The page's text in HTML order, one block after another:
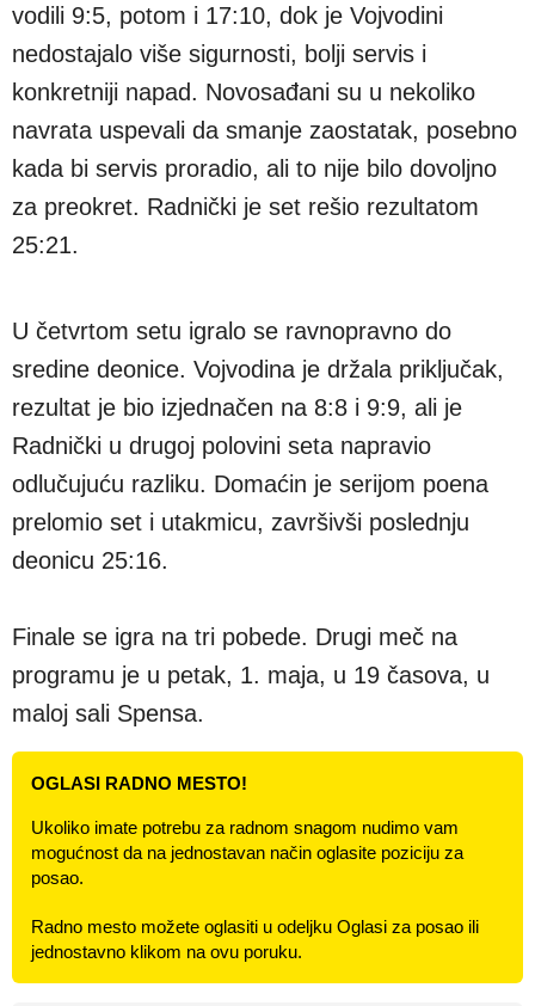
vodili 9:5, potom i 17:10, dok je Vojvodini
nedostajalo više sigurnosti, bolji servis i
konkretniji napad. Novosađani su u nekoliko
navrata uspevali da smanje zaostatak, posebno
kada bi servis proradio, ali to nije bilo dovoljno
za preokret. Radnički je set rešio rezultatom
25:21.
U četvrtom setu igralo se ravnopravno do
sredine deonice. Vojvodina je držala priključak,
rezultat je bio izjednačen na 8:8 i 9:9, ali je
Radnički u drugoj polovini seta napravio
odlučujuću razliku. Domaćin je serijom poena
prelomio set i utakmicu, završivši poslednju
deonicu 25:16.
Finale se igra na tri pobede. Drugi meč na
programu je u petak, 1. maja, u 19 časova, u
maloj sali Spensa.
OGLASI RADNO MESTO!
Ukoliko imate potrebu za radnom snagom nudimo vam
mogućnost da na jednostavan način oglasite poziciju za
posao.
Radno mesto možete oglasiti u odeljku Oglasi za posao ili
jednostavno klikom na ovu poruku.